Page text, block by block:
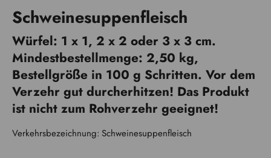
Schweinesuppenfleisch
Würfel: 1 x 1, 2 x 2 oder 3 x 3 cm.
Mindestbestellmenge: 2,50 kg,
Bestellgröße in 100 g Schritten. Vor dem
Verzehr gut durcherhitzen! Das Produkt
ist nicht zum Rohverzehr geeignet!
Verkehrsbezeichnung: Schweinesuppenfleisch